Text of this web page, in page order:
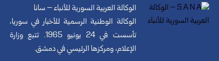
الوكالة العربية السورية للأنباء – سانا
الوكالة الوطنية الرسمية للأخبار في سوريا،
تأسست في 24 يونيو 1965. تتبع وزارة
الإعلام، ومركزها الرئيسي في دمشق.